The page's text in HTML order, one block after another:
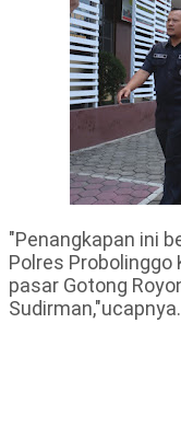
"Penangkapan ini
Polres
pasar Gotong
Sudirman,"ucapnya.